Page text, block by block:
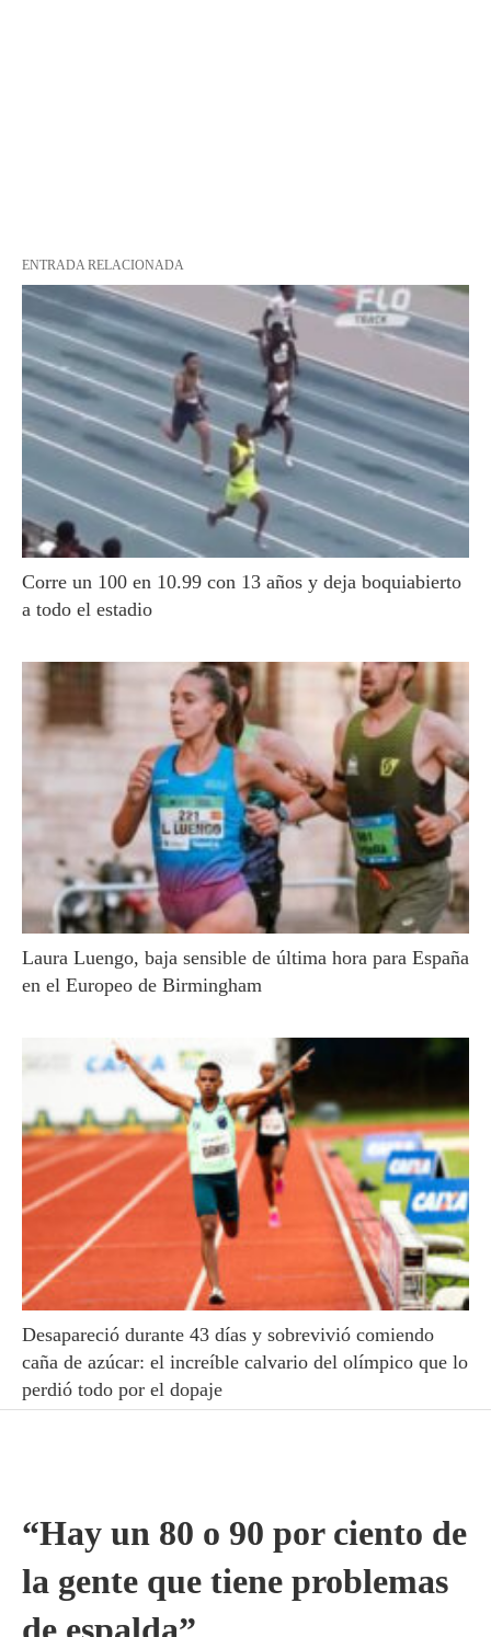
ENTRADA RELACIONADA
Corre un 100 en 10.99 con 13 años y deja boquiabierto
a todo el estadio
Laura Luengo, baja sensible de última hora para España
en el Europeo de Birmingham
Desapareció durante 43 días y sobrevivió comiendo
caña de azúcar: el increíble calvario del olímpico que lo
perdió todo por el dopaje